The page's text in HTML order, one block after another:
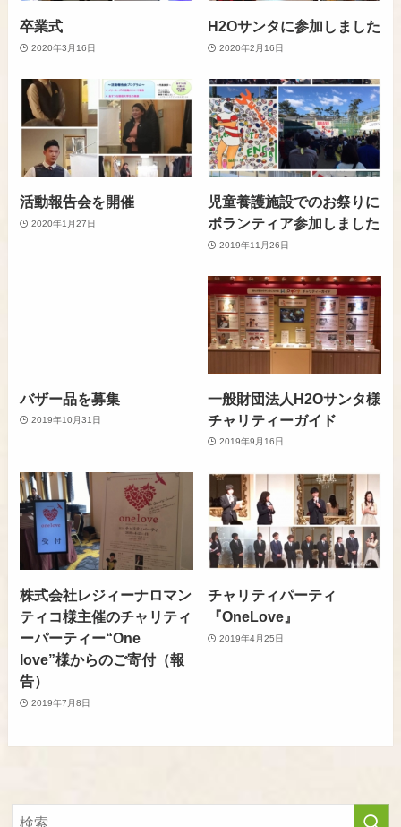
卒業式
2020年3月16日
H2Oサンタに参加しました
2020年2月16日
活動報告会を開催
2020年1月27日
児童養護施設でのお祭りに
ボランティア参加しました
2019年11月26日
バザー品を募集
2019年10月31日
一般財団法人H2Oサンタ様
チャリティーガイド
2019年9月16日
株式会社レジィーナロマン
ティコ様主催のチャリティ
ーパーティー“One
love”様からのご寄付（報
告）
2019年7月8日
チャリティパーティ
『OneLove』
2019年4月25日